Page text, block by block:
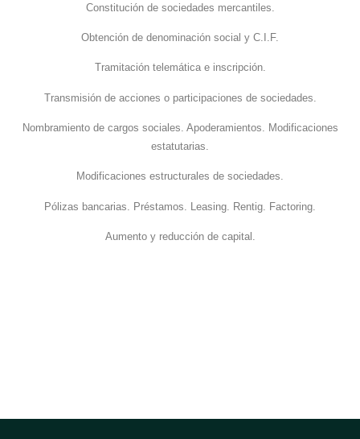
Constitución de sociedades mercantiles.
Obtención de denominación social y C.I.F.
Tramitación telemática e inscripción.
Transmisión de acciones o participaciones de sociedades.
Nombramiento de cargos sociales. Apoderamientos. Modificaciones
estatutarias.
Modificaciones estructurales de sociedades.
Pólizas bancarias. Préstamos. Leasing. Rentig. Factoring.
Aumento y reducción de capital.